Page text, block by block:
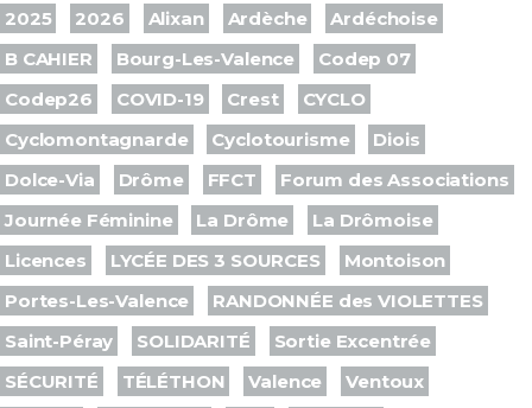
2025
2026 Alixan Ardèche
Ardéchoise
B CAHIER
Bourg-Les-Valence
Codep 07
Codep26
COVID-19 Crest
CYCLO
Cyclomontagnarde
Cyclotourisme
Diois
Dolce-Via
Drôme FFCT
Forum des Associations
Journée Féminine
La Drôme
La Drômoise
Licences
LYCÉE DES 3 SOURCES
Montoison
Portes-Les-Valence
RANDONNÉE des VIOLETTES
Saint-Péray
SOLIDARITÉ
Sortie Excentrée
SÉCURITÉ
TÉLÉTHON Valence
Ventoux